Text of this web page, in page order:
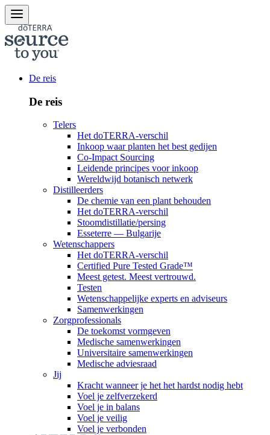
De reis
De reis
Telers
Het doTERRA-verschil
Inkoop waar planten het best gedijen
Co-Impact Sourcing
Leidende principes voor inkoop
Wereldwijd botanisch netwerk
Distilleerders
De chemie van een plant behouden
Het doTERRA-verschil
Stoomdistillatie/persing
Esseterre — Bulgarije
Wetenschappers
Het doTERRA-verschil
Certified Pure Tested Grade™
Meest getest. Meest vertrouwd.
Testen
Wetenschappelijke experts en adviseurs
Samenwerkingen
Zorgprofessionals
De toekomst vormgeven
Medische samenwerkingen
Universitaire samenwerkingen
Medische adviesraad
Jij
Kracht wanneer je het het hardst nodig hebt
Voel je zelfverzekerd
Voel je in balans
Voel je veilig
Voel je verbonden